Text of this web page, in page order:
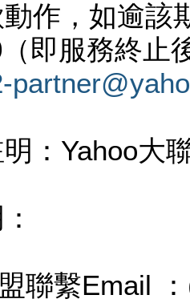
作，如逾該
即服務終止
：Yahoo大
聯繫Email